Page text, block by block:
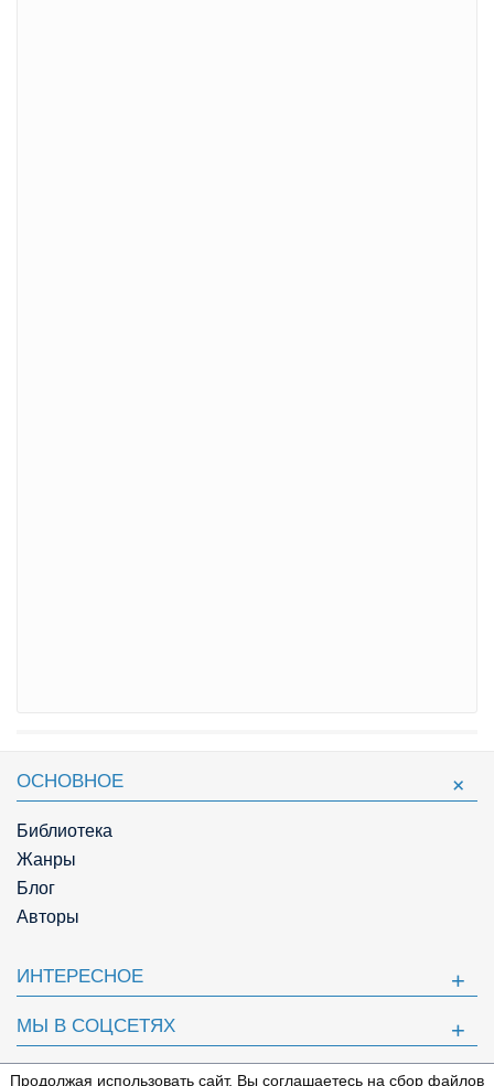
ОСНОВНОЕ
Библиотека
Жанры
Блог
Авторы
ИНТЕРЕСНОЕ
МЫ В СОЦСЕТЯХ
ПОЛЕЗНОЕ
Продолжая использовать сайт, Вы соглашаетесь на сбор файлов